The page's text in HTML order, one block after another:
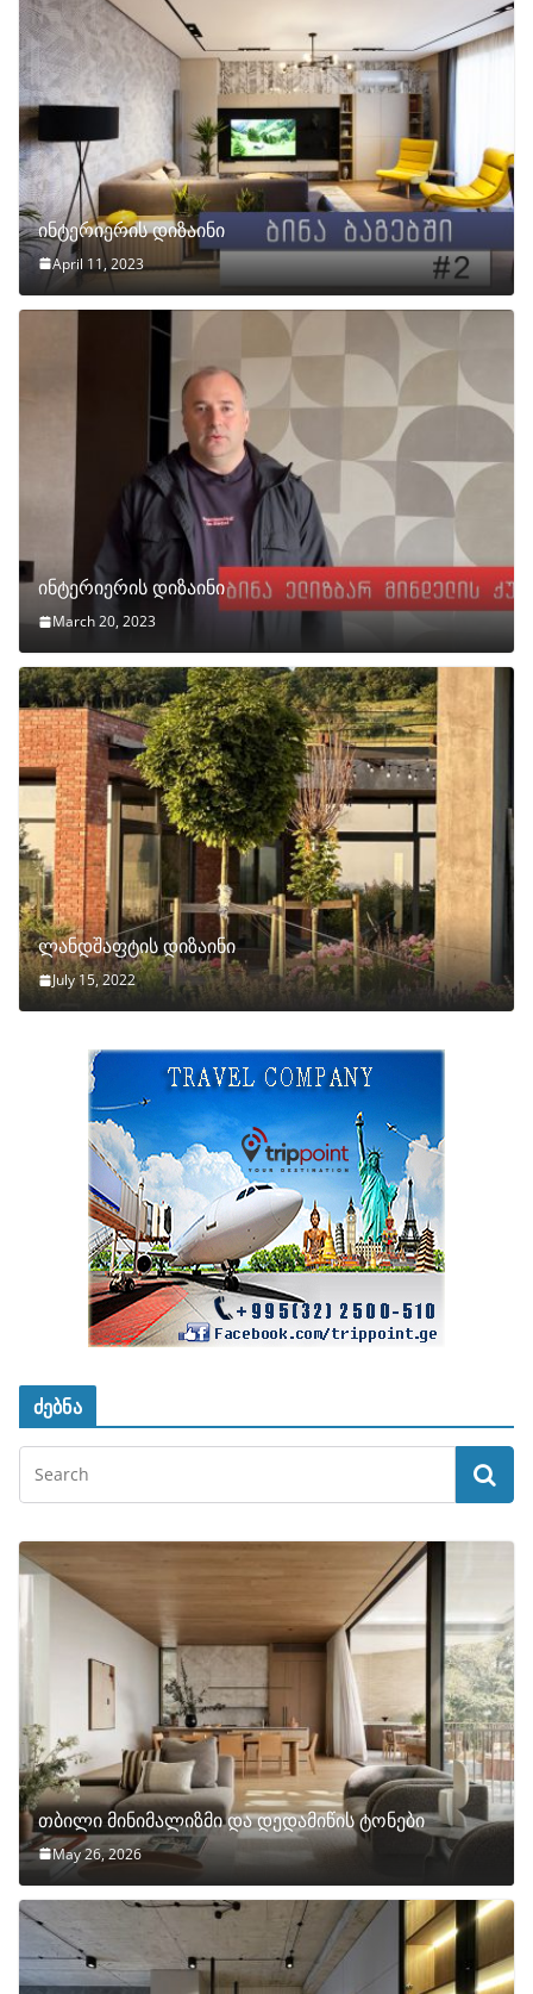
ინტერიერის დიზაინი
April 11, 2023
ინტერიერის დიზაინი
March 20, 2023
ლანდშაფტის დიზაინი
July 15, 2022
ძებნა
თბილი მინიმალიზმი და დედამიწის ტონები
May 26, 2026